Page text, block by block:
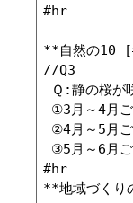
#hr
**自然の10
//Q3
Ｑ:静の桜が
①3月～4月
②4月～5月
③5月～6月
#hr
**地域づく